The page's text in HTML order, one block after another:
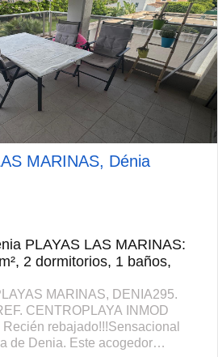
MARINAS, Dénia
PLAYAS LAS MARINAS:
2 dormitorios, 1 baños,
MARINAS, DENIA295.
CENTROPLAYA INMOD
Recién rebajado!!!Sensacional
de Denia. Este acogedor